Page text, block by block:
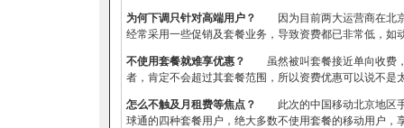
为何下调只针对高端用户？
因为目前两大运营商在北
经常采用一些促销及套餐业务，导致资费都已非常低，如
不使用套餐就难享优惠？
虽然被叫套餐接近单向收费
者，肯定不会超过其套餐范围，所以资费优惠可以说不是
怎么不触及月租费等焦点？ 此次的中国移动北京地区
球通的四种套餐用户，绝大多数不使用套餐的移动用户，